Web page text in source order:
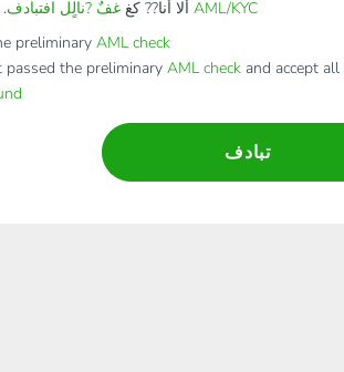
ألا أنا?? كغغفٌ ?نالٍل افتبادف
AML/KYC
preliminary AML check
the preliminary AML checkand accept all
تبادف